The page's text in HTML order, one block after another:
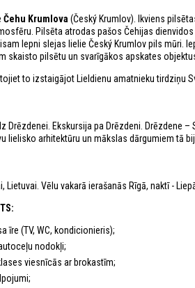
Čehu Krumlova (Český Krumlov). Ikviens
Pilsēta atrodas pašos Čehijas
lepni slejas lielie Český Krumlov pils mūri.
skaisto pilsētu un svarīgākos apskates
to izstaigājot Lieldienu amatnieku tirdziņu
Drēzdenei. Ekskursija pa Drēzdeni.
lielisko arhitektūru un mākslas dārgumiem tā
Lietuvai. Vēlu vakarā ierašanās Rīgā, naktī -
īre (TV, WC, kondicionieris);
nodokļi;
viesnīcās ar brokastīm;